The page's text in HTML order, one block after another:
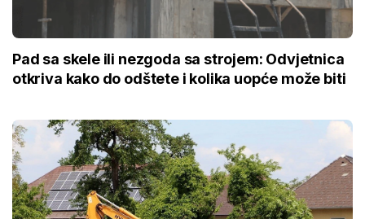
Pad sa skele ili nezgoda sa strojem: Odvjetnica
otkriva kako do odštete i kolika uopće može biti